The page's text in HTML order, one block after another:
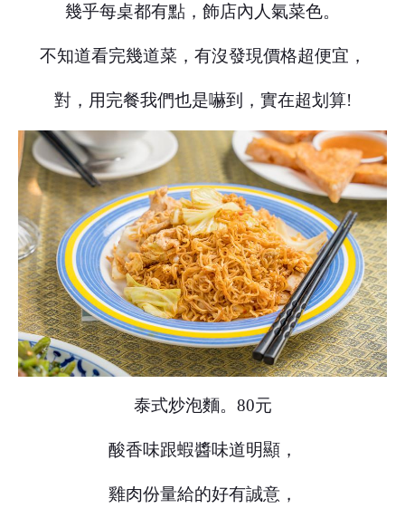
幾乎每桌都有點，飾店內人氣菜色。
不知道看完幾道菜，有沒發現價格超便宜，
對，用完餐我們也是嚇到，實在超划算!
泰式炒泡麵。80元
酸香味跟蝦醬味道明顯，
雞肉份量給的好有誠意，